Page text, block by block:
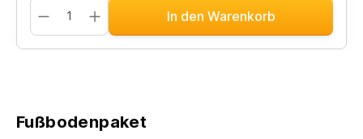
In den Warenkorb
Fußbodenpaket